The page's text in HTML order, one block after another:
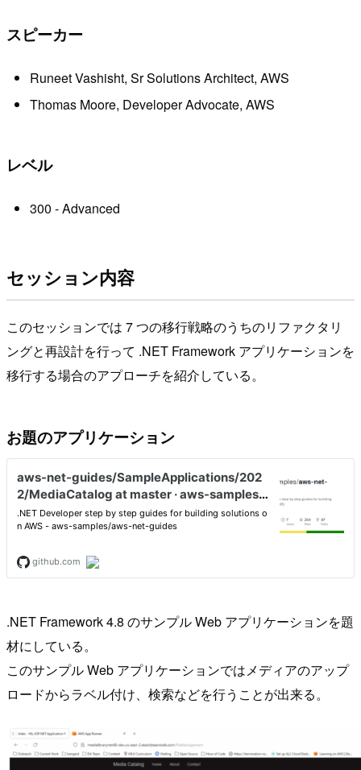
スピーカー
Runeet Vashisht, Sr Solutions Architect, AWS
Thomas Moore, Developer Advocate, AWS
レベル
300 - Advanced
セッション内容
このセッションでは 7 つの移行戦略のうちのリファクタリ
ングと再設計を行って .NET Framework アプリケーションを
移行する場合のアプローチを紹介している。
お題のアプリケーション
.NET Framework 4.8 のサンプル Web アプリケーションを題
材にしている。
このサンプル Web アプリケーションではメディアのアップ
ロードからラベル付け、検索などを行うことが出来る。